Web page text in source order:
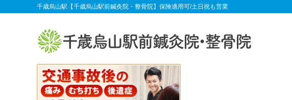
千歳烏山駅【千歳烏山駅前鍼灸院・整骨院】保険適用可/土日祝も営業